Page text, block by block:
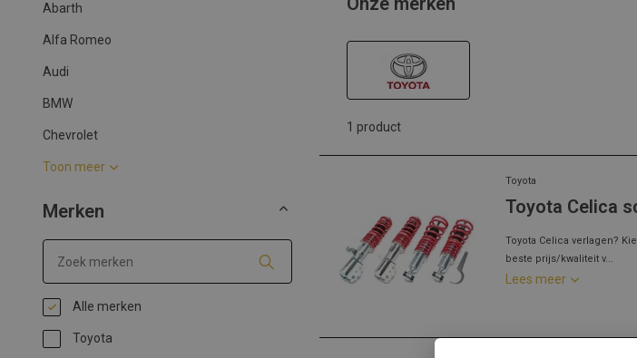
Abarth
Alfa Romeo
Audi
BMW
Chevrolet
Toon meer
Merken
Alle merken
Toyota
1 product
Toyota
Toyota Celica
Toyota Celica verlagen?
beste prijs/kwaliteit v...
Lees meer